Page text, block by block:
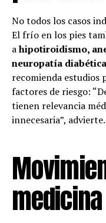
No todos los casos
El frío en los pies
ahipotiroidismo,
neuropatía diabética
recomienda estudios
factores de riesgo:
tienen relevancia
innecesaria”, advierte.
medicina